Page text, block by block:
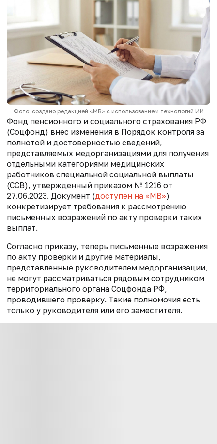
Фото: создано редакцией «МВ» с использованием технологий ИИ
Фонд пенсионного и социального страхования РФ
(Соцфонд) внес изменения в Порядок контроля за
полнотой и достоверностью сведений,
представляемых медорганизациями для получения
отдельными категориями медицинских
работников специальной социальной выплаты
(ССВ), утвержденный приказом № 1216 от
27.06.2023. Документ (доступен на «МВ»)
конкретизирует требования к рассмотрению
письменных возражений по акту проверки таких
выплат.
Согласно приказу, теперь письменные возражения
по акту проверки и другие материалы,
представленные руководителем медорганизации,
не могут рассматриваться рядовым сотрудником
территориального органа Соцфонда РФ,
проводившего проверку. Такие полномочия есть
только у руководителя или его заместителя.